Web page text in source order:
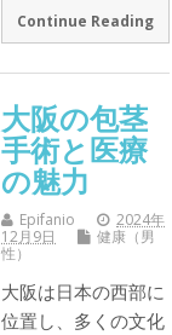
Continue Reading
大阪の包茎
手術と医療
の魅力
Epifanio
2024年
12月9日
健康（男
性）
大阪は日本の西部に
位置し、多くの文化